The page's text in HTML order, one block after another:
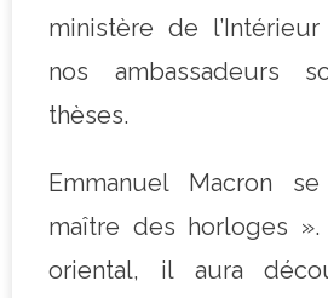
ministère de
nos ambassadeurs
thèses.
Emmanuel Macron
maître des horloges
oriental, il aura